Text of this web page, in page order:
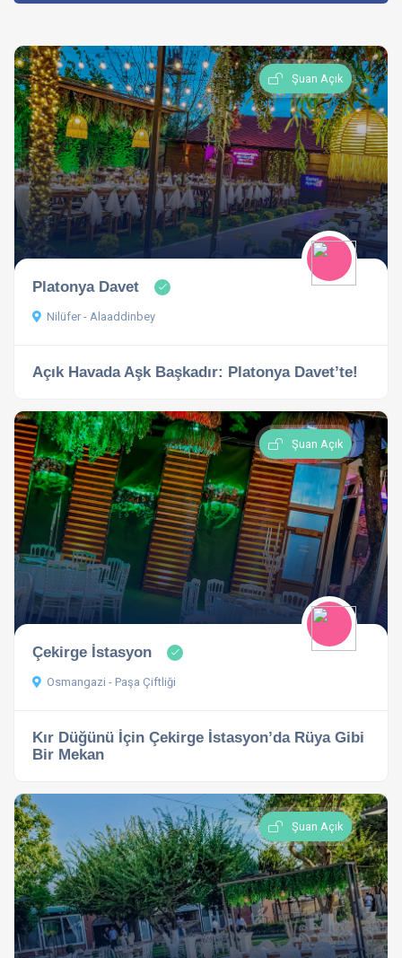
Şuan Açık
Platonya Davet
Nilüfer - Alaaddinbey
Açık Havada Aşk Başkadır: Platonya Davet’te!
Şuan Açık
Çekirge İstasyon
Osmangazi - Paşa Çiftliği
Kır Düğünü İçin Çekirge İstasyon’da Rüya Gibi
Bir Mekan
Şuan Açık